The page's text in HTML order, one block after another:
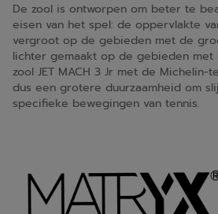
De zool is ontworpen om beter te
eisen van het spel: de oppervlakte
vergroot op de gebieden met de
lichter gemaakt op de gebieden met
zool JET MACH 3 Jr met de
dus een grotere duurzaamheid om
specifieke bewegingen van tennis.